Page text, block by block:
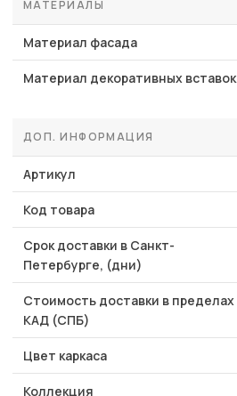
МАТЕРИАЛЫ
Материал фасада
Материал декоративных вставок
ДОП. ИНФОРМАЦИЯ
Артикул
Код товара
Срок доставки в Санкт-
Петербурге, (дни)
Стоимость доставки в пределах
КАД (СПБ)
Цвет каркаса
Коллекция